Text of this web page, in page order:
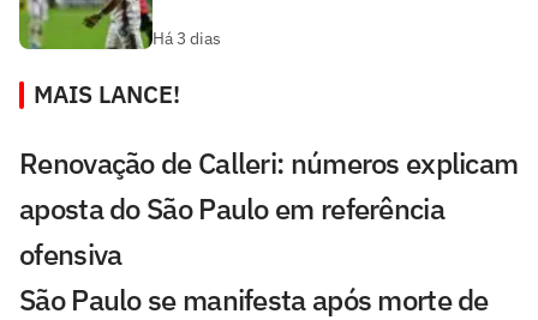
Há 3 dias
MAIS LANCE!
Renovação de Calleri: números explicam
aposta do São Paulo em referência
ofensiva
São Paulo se manifesta após morte de